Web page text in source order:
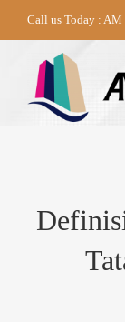
Call us Today : AM
TENTANG